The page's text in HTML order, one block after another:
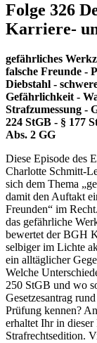
Folge 326
Karriere-
gefährliches
falsche Freunde -
Diebstahl -
Gefährlichkeit -
Strafzumessung -
224 StGB - § 177
Abs. 2 GG
Diese Episode des
Charlotte Schmitt-
sich dem Thema
damit den Auftakt
Freunden“ im
das gefährliche
bewertet der BGH
selbiger im Lichte
ein alltäglicher
Welche
250 StGB und wo
Gesetzesantrag
Prüfung kennen?
erhaltet Ihr in
Strafrechtsedition.